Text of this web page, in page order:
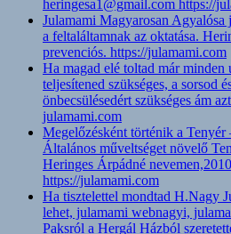
heringesa1@gmail.com https://
Julamami Magyarosan
a feltaláltamnak az oktatása.
prevenciós. https://julamami.com
Ha magad elé toltad már minden
teljesítened szükséges, a sorsod
önbecsülésedért szükséges ám
julamami.com
Megelőzésként történik a Tenyér
Általános műveltséget növelő
Heringes Árpádné
https://julamami.com
Ha tisztelettel mondtad H.Nagy
lehet, julamami webnagyi,
Paksról a Hergál Házból